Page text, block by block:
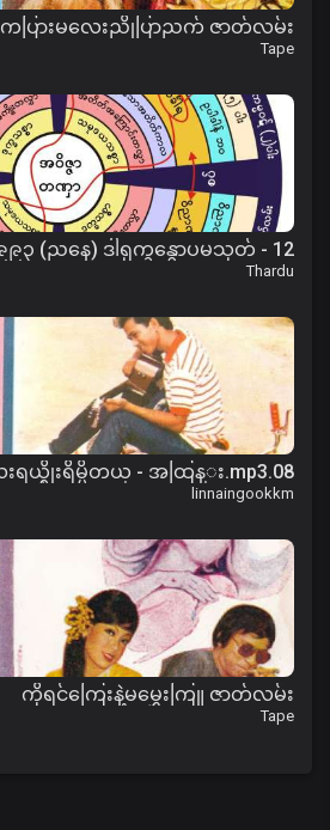
ကပြားမလေးညိုပြာညက် ဇာတ်လမ်း
Tape
12 - ၁၈-၄-၁၉၉၃ (ညနေ) ဒါရုက္ခန္ဓောပမသုတ်
Thardu
08.ညီမေလးရယ္စိုးရိမ္မိတယ္ - အထြန္း.mp3
linnaingookkm
ကိုရင်ကြေးနဲ့မမွှေးကြူ ဇာတ်လမ်း
Tape